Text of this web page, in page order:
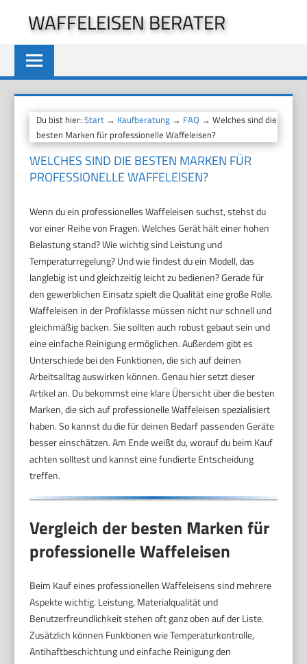
springen
WAFFELEISEN BERATER
Du bist hier:Start → Kaufberatung → FAQ → Welches sind die
besten Marken für professionelle Waffeleisen?
WELCHES SIND DIE BESTEN MARKEN FÜR
PROFESSIONELLE WAFFELEISEN?
Wenn du ein professionelles Waffeleisen suchst, stehst du
vor einer Reihe von Fragen. Welches Gerät hält einer hohen
Belastung stand? Wie wichtig sind Leistung und
Temperaturregelung? Und wie findest du ein Modell, das
langlebig ist und gleichzeitig leicht zu bedienen? Gerade für
den gewerblichen Einsatz spielt die Qualität eine große Rolle.
Waffeleisen in der Profiklasse müssen nicht nur schnell und
gleichmäßig backen. Sie sollten auch robust gebaut sein und
eine einfache Reinigung ermöglichen. Außerdem gibt es
Unterschiede bei den Funktionen, die sich auf deinen
Arbeitsalltag auswirken können. Genau hier setzt dieser
Artikel an. Du bekommst eine klare Übersicht über die besten
Marken, die sich auf professionelle Waffeleisen spezialisiert
haben. So kannst du die für deinen Bedarf passenden Geräte
besser einschätzen. Am Ende weißt du, worauf du beim Kauf
achten solltest und kannst eine fundierte Entscheidung
treffen.
Vergleich der besten Marken für
professionelle Waffeleisen
Beim Kauf eines professionellen Waffeleisens sind mehrere
Aspekte wichtig. Leistung, Materialqualität und
Benutzerfreundlichkeit stehen oft ganz oben auf der Liste.
Zusätzlich können Funktionen wie Temperaturkontrolle,
Antihaftbeschichtung und einfache Reinigung den